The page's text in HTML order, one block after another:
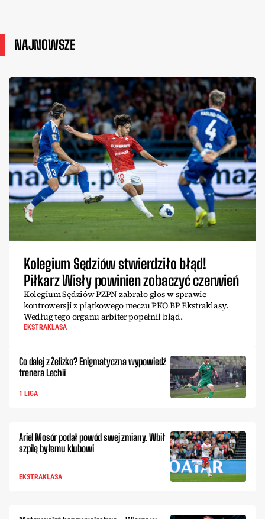
NAJNOWSZE
Kolegium Sędziów stwierdziło błąd!
Piłkarz Wisły powinien zobaczyć czerwień
Kolegium Sędziów PZPN zabrało głos w sprawie
kontrowersji z piątkowego meczu PKO BP Ekstraklasy.
Według tego organu arbiter popełnił błąd.
EKSTRAKLASA
Co dalej z Żelizko? Enigmatyczna wypowiedź
trenera Lechii
1 LIGA
Ariel Mosór podał powód swej zmiany. Wbił
szpilę byłemu klubowi
EKSTRAKLASA